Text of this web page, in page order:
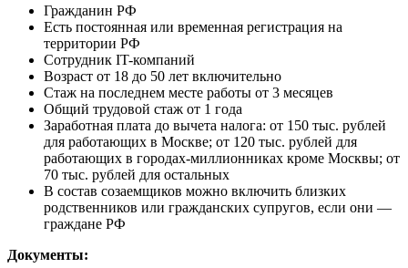
Гражданин РФ
Есть постоянная или временная регистрация на
территории РФ
Сотрудник IT-компаний
Возраст от 18 до 50 лет включительно
Стаж на последнем месте работы от 3 месяцев
Общий трудовой стаж от 1 года
Заработная плата до вычета налога: от 150 тыс. рублей
для работающих в Москве; от 120 тыс. рублей для
работающих в городах-миллионниках кроме Москвы; от
70 тыс. рублей для остальных
В состав созаемщиков можно включить близких
родственников или гражданских супругов, если они —
граждане РФ
Документы: